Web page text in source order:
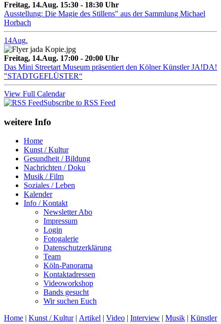
Freitag, 14.Aug. 15:30 - 18:30 Uhr
Ausstellung: Die Magie des Stillens" aus der Sammlung Michael
Horbach
14Aug.
Freitag, 14.Aug. 17:00 - 20:00 Uhr
Das Mini Streetart Museum präsentiert den Kölner Künstler JA!DA!
"STADTGEFLÜSTER“
View Full Calendar
Subscribe to RSS Feed
weitere Info
Home
Kunst / Kultur
Gesundheit / Bildung
Nachrichten / Doku
Musik / Film
Soziales / Leben
Kalender
Info / Kontakt
Newsletter Abo
Impressum
Login
Fotogalerie
Datenschutzerklärung
Team
Köln-Panorama
Kontaktadressen
Videoworkshop
Bands gesucht
Wir suchen Euch
Home
Kunst / Kultur| Artikel Video Interview Musik
Künstler